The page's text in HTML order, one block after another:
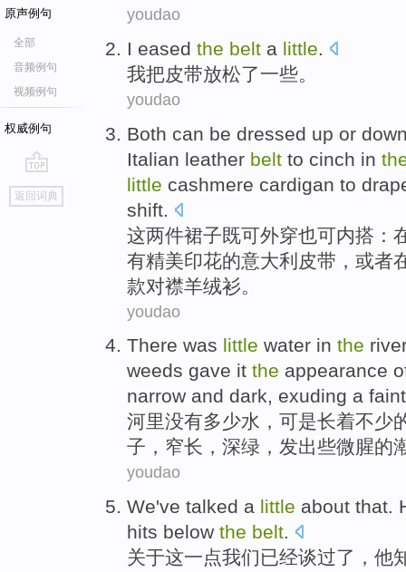
原声例句
全部
音频例句
视频例句
权威例句
go
top
返回词典
youdao
I eased the belt a little.
我把皮带放松了一些。
youdao
Both can be dressed up or
Italian leather belt to cinch in
little cashmere cardigan to
shift.
这两件裙子既可外穿也可内搭：
有精美印花的意大利 皮带 ， 或者
款对襟羊绒衫 。
youdao
There was little water in the river
weeds gave it the appearance
narrow and dark, exuding a
河里没有多少水 ， 可是长着不少
子 ， 窄长，深绿，发出些微腥的
youdao
We've talked a little about that.
hits below the belt.
关于这一点我们已经谈过了 ， 他